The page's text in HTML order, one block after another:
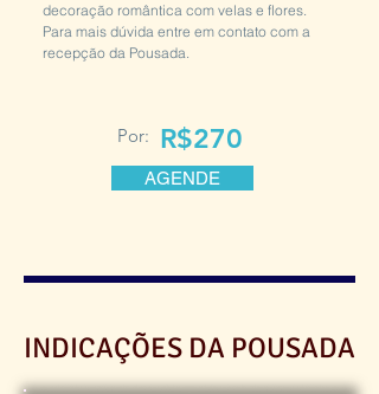
decoração romântica com velas e flores.
Para mais dúvida entre em contato com a
recepção da Pousada.
Por: R$270
AGENDE
INDICAÇÕES DA POUSADA